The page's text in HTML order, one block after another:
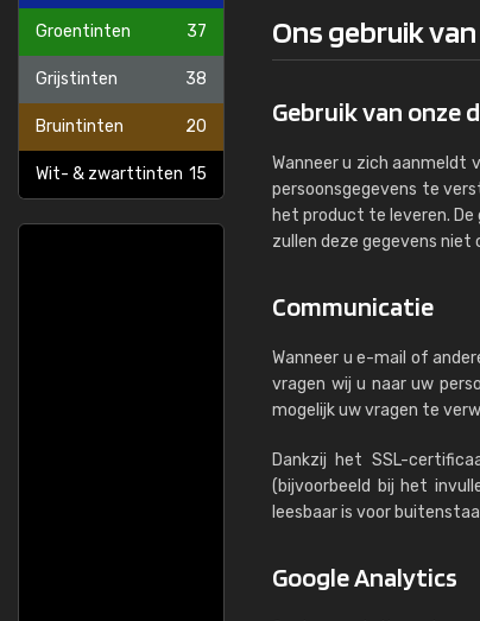
Groentinten 37
Grijstinten 38
Bruintinten 20
Wit- & zwarttinten 15
Ons gebruik
Gebruik van onze
Wanneer u zich aanmeldt
persoonsgegevens te
het product te leveren. De
zullen deze gegevens niet
Communicatie
Wanneer u e-mail of
vragen wij u naar uw
mogelijk uw vragen te
Dankzij het SSL-
(bijvoorbeeld bij het
leesbaar is voor
Google Analytics